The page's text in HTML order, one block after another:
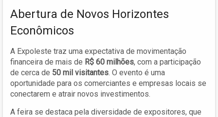
Abertura de Novos Horizontes
Econômicos
A Expoleste traz uma expectativa de movimentação
financeira de mais de R$ 60 milhões, com a participação
de cerca de 50 mil visitantes. O evento é uma
oportunidade para os comerciantes e empresas locais se
conectarem e atrair novos investimentos.
A feira se destaca pela diversidade de expositores, que